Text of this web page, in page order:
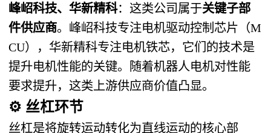
峰岹科技、华新精科：这类公司属于关键子部
件供应商。峰岹科技专注电机驱动控制芯片（M
CU），华新精科专注电机铁芯，它们的技术是
提升电机性能的关键。随着机器人电机对性能
要求提升，这类上游供应商价值凸显。
⚙️ 丝杠环节
丝杠是将旋转运动转化为直线运动的核心部